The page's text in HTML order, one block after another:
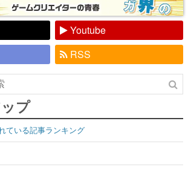
Youtube
RSS
プ
ている記事ランキング